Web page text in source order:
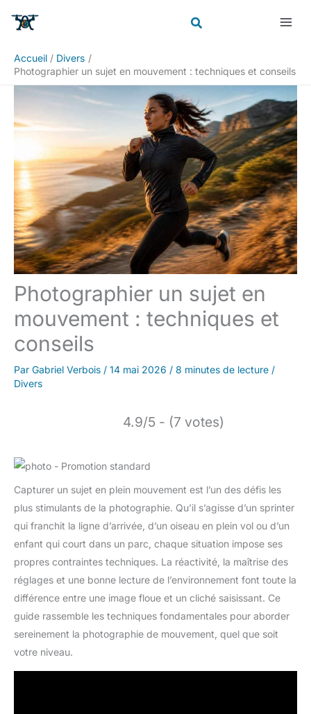
Accueil
Divers
Photographier un sujet en mouvement : techniques et conseils
Photographier un sujet en
mouvement : techniques et
conseils
Par Gabriel Verbois / 14 mai 2026 / 8 minutes de lecture /
Divers
4.9/5 - (7 votes)
Capturer un sujet en plein mouvement est l’un des défis les
plus stimulants de la photographie. Qu’il s’agisse d’un sprinter
qui franchit la ligne d’arrivée, d’un oiseau en plein vol ou d’un
enfant qui court dans un parc, chaque situation impose ses
propres contraintes techniques. La réactivité, la maîtrise des
réglages et une bonne lecture de l’environnement font toute la
différence entre une image floue et un cliché saisissant. Ce
guide rassemble les techniques fondamentales pour aborder
sereinement la photographie de mouvement, quel que soit
votre niveau.